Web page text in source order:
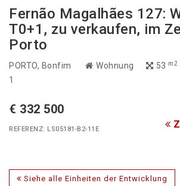
Fernão Magalhães 127:
T0+1, zu verkaufen, im
Porto
PORTO, Bonfim Wohnung 53 m2
1
€ 332 500
REFERENZ: LS05181-B2-11E
Siehe alle Einheiten der Entwicklung